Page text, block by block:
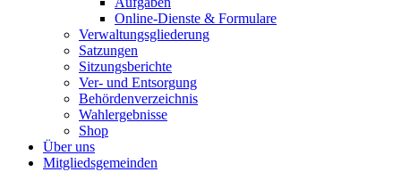
Online-Dienste & Formulare
Verwaltungsgliederung
Satzungen
Sitzungsberichte
Ver- und Entsorgung
Behördenverzeichnis
Wahlergebnisse
Shop
Über uns
Mitgliedsgemeinden